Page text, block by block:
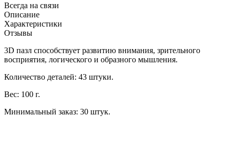
Всегда на связи
Описание
Характеристики
Отзывы
3D пазл способствует развитию внимания, зрительного
восприятия, логического и образного мышления.
Количество деталей: 43 штуки.
Вес: 100 г.
Минимальный заказ: 30 штук.